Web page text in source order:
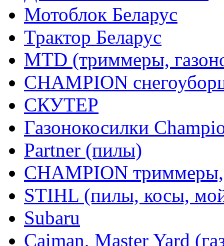
Мотоблок Беларус
Трактор Беларус
MTD (триммеры,
CHAMPION
СКУТЕР
Газонокосилки
Partner (пилы)
CHAMPION
STIHL (пилы, косы,
Subaru
Caiman, Master Yard